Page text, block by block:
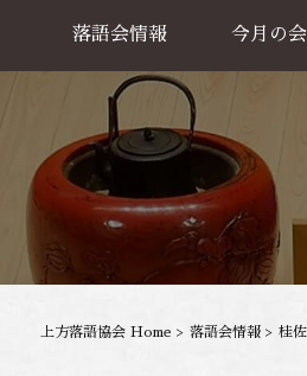
落語会情報
公演一覧
天満天神繁昌亭
喜楽館
島之内寄席
協力事業
今月の
上方落語協会 Home > 落語会情報 > 桂